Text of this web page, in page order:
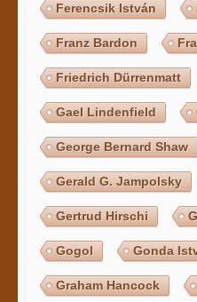
Ferencsik István
Franz Bardon
Friedrich Dürrenmatt
Gael Lindenfield
George Bernard Shaw
Gerald G. Jampolsky
Gertrud Hirschi
Gogol Gonda
Graham Hancock